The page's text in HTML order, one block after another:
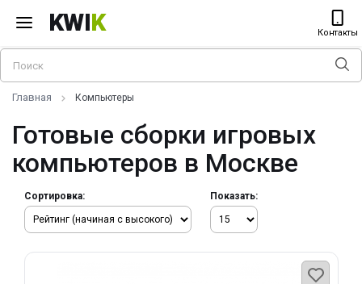
KWIK Контакты
Главная Компьютеры
Готовые сборки игровых
компьютеров в Москве
Сортировка: Показать: